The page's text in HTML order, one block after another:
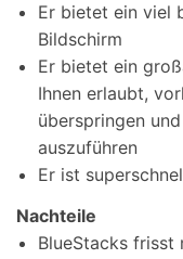
Er bietet ein viel
Bildschirm
Er bietet ein
Ihnen erlaubt,
überspringen
auszuführen
Er ist
Nachteile
BlueStacks frisst